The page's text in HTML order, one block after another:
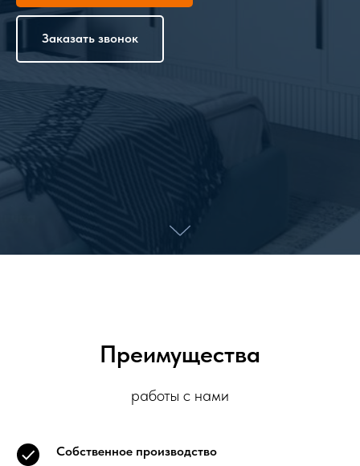
Заказать звонок
Преимущества
работы с нами
Собственное производство